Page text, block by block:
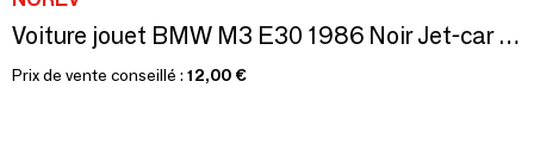
Voiture jouet BMW M3 E30 1986 Noir Jet-car 1/43
Prix de vente conseillé : 12,00 €